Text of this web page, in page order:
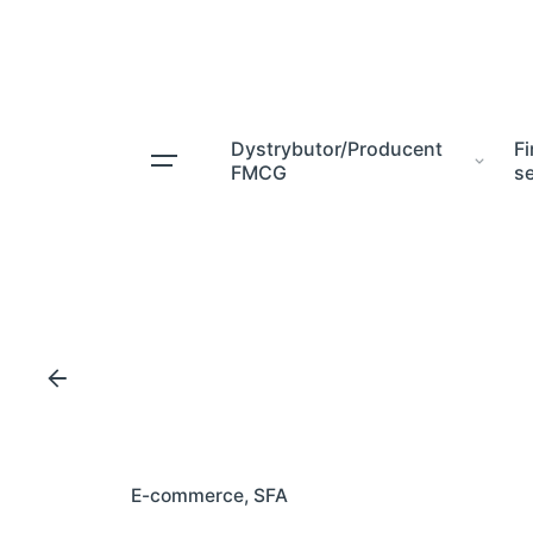
Dystrybutor/Producent
FMCG
E-commerce SFA